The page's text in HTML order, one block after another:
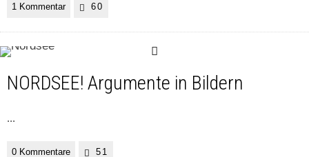
1 Kommentar 60
NORDSEE! Argumente in Bildern
...
0 Kommentare 51